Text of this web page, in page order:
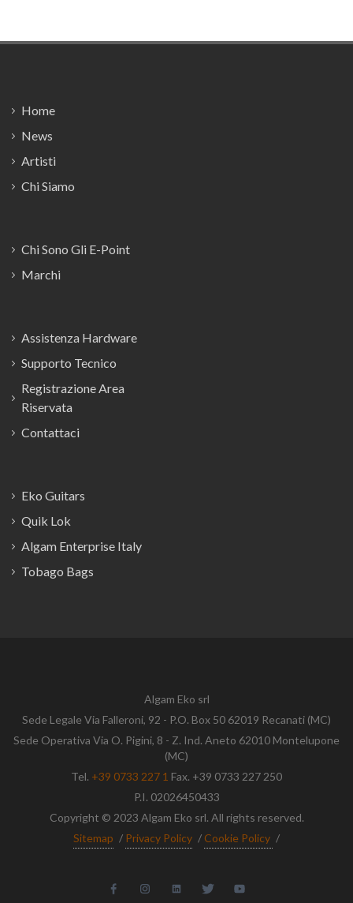
Home
News
Artisti
Chi Siamo
Chi Sono Gli E-Point
Marchi
Assistenza Hardware
Supporto Tecnico
Registrazione Area
Riservata
Contattaci
Eko Guitars
Quik Lok
Algam Enterprise Italy
Tobago Bags
Algam Eko srl
Sede Legale Via Falleroni, 92 - P.O. Box 50 62019 Recanati (MC)
Sede Operativa Via O. Pigini, 8 - Z. Ind. Aneto 62010 Montelupone
(MC)
Tel. +39 0733 227 1 Fax. +39 0733 227 250
P.I. 02026450433
Copyright © 2023 Algam Eko srl. All rights reserved.
Sitemap / Privacy Policy / Cookie Policy /